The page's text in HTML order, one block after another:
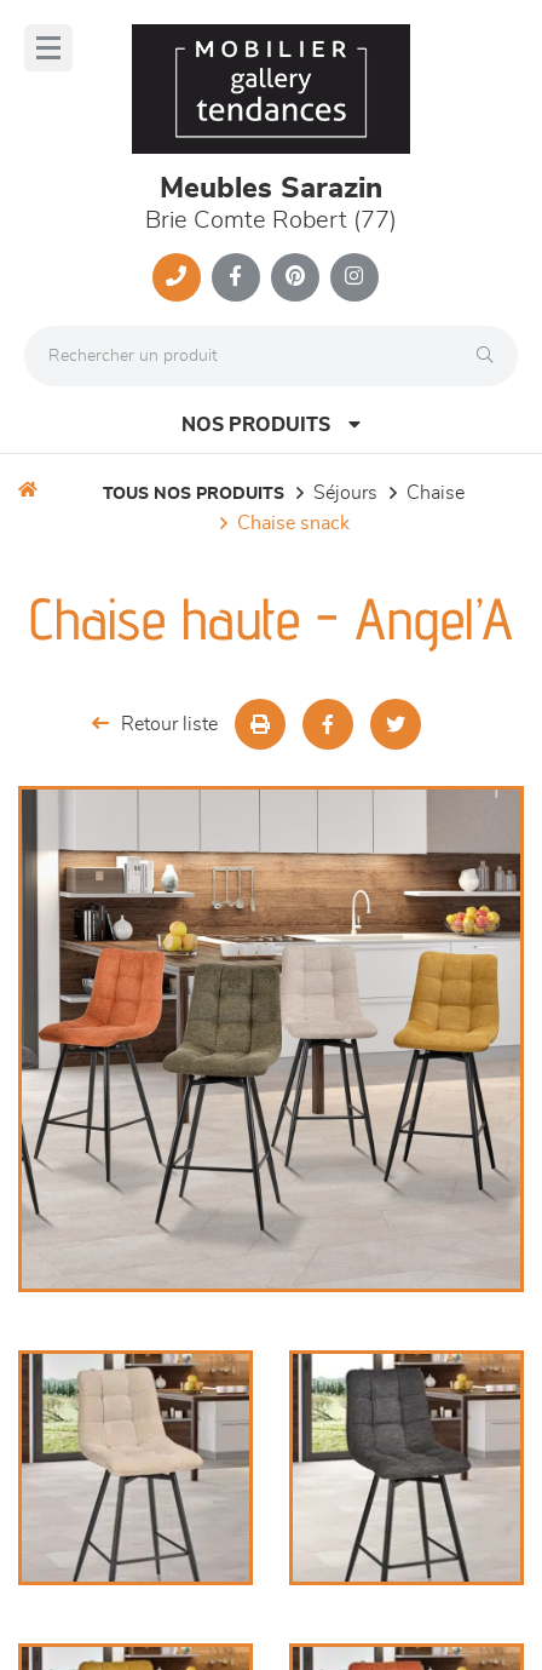
Meubles Sarazin
Brie Comte Robert (77)
NOS PRODUITS
séjours
chambres et dressing
TOUS NOS PRODUITS séjours
chaise
chaise snack
Chaise haute - Angel’A
Retour liste